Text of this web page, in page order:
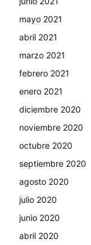
mayo 2021
abril 2021
marzo 2021
febrero 2021
enero 2021
diciembre 2020
noviembre 2020
octubre 2020
septiembre 2020
agosto 2020
julio 2020
junio 2020
abril 2020